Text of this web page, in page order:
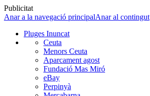
Publicitat
Anar a la navegació principalAnar al contingut
Pluges Inuncat
Ceuta
Menors Ceuta
Aparcament agost
Fundació Mas Miró
eBay
Perpinyà